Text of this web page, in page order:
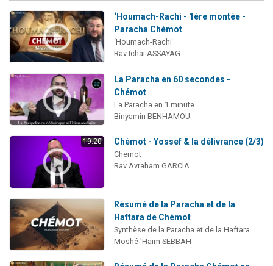
‘Houmach-Rachi - 1ère montée -
Paracha Chémot
‘Houmach-Rachi
Rav Ichaï ASSAYAG
La Paracha en 60 secondes -
Chémot
La Paracha en 1 minute
Binyamin BENHAMOU
19:20 Chémot - Yossef & la délivrance (2/3)
Chemot
Rav Avraham GARCIA
Résumé de la Paracha et de la
Haftara de Chémot
Synthèse de la Paracha et de la Haftara
Moshé 'Haïm SEBBAH